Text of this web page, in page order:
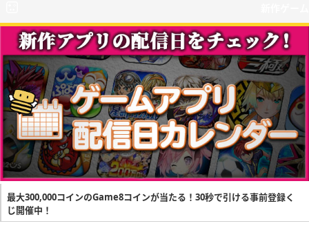
最大300,000コインのGame8コインが当たる！30秒で引ける事前登録く
じ開催中！